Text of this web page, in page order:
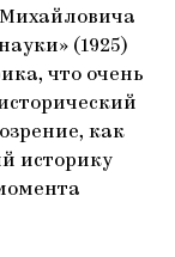
(1925)
что очень
как
историку